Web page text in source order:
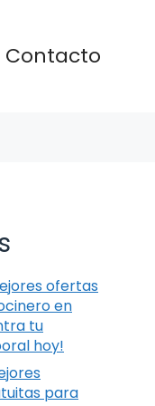
Contacto
ofertas
en
tu
hoy!
para